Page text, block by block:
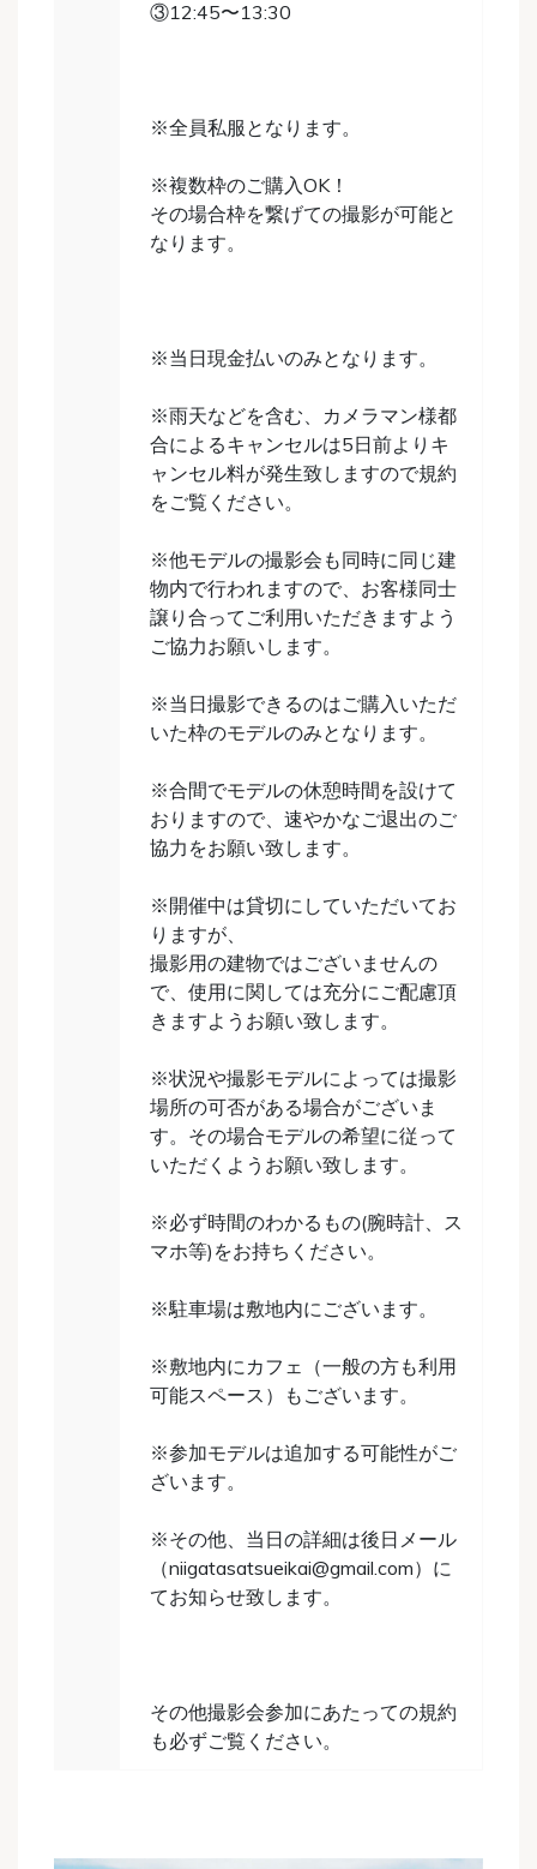
③12:45〜13:30
※全員私服となります。
※複数枠のご購入OK！
その場合枠を繋げての撮影が可能と
なります。
※当日現金払いのみとなります。
※雨天などを含む、カメラマン様都
合によるキャンセルは5日前よりキ
ャンセル料が発生致しますので規約
をご覧ください。
※他モデルの撮影会も同時に同じ建
物内で行われますので、お客様同士
譲り合ってご利用いただきますよう
ご協力お願いします。
※当日撮影できるのはご購入いただ
いた枠のモデルのみとなります。
※合間でモデルの休憩時間を設けて
おりますので、速やかなご退出のご
協力をお願い致します。
※開催中は貸切にしていただいてお
りますが、
撮影用の建物ではございませんの
で、使用に関しては充分にご配慮頂
きますようお願い致します。
※状況や撮影モデルによっては撮影
場所の可否がある場合がございま
す。その場合モデルの希望に従って
いただくようお願い致します。
※必ず時間のわかるもの(腕時計、ス
マホ等)をお持ちください。
※駐車場は敷地内にございます。
※敷地内にカフェ（一般の方も利用
可能スペース）もございます。
※参加モデルは追加する可能性がご
ざいます。
※その他、当日の詳細は後日メール
（niigatasatsueikai@gmail.com）に
てお知らせ致します。
その他撮影会参加にあたっての規約
も必ずご覧ください。